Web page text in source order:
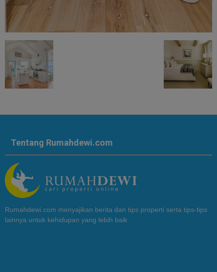
Tentang Rumahdewi.com
Rumahdewi.com menyajikan berita dan tips properti serta tips-tips
lainnya untuk kehidupan yang lebih baik